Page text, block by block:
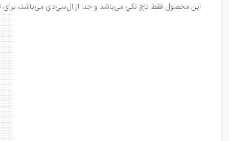
این محصول فقط تاچ تکی می‌باشد و جدا از ال‌سی‌دی می‌باشد،